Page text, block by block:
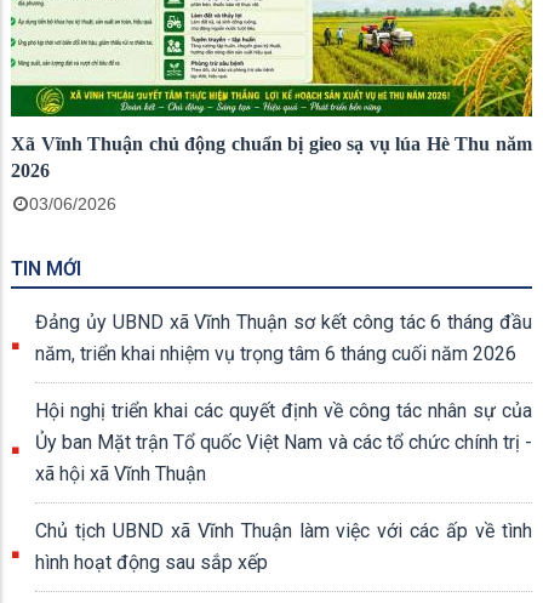
Xã Vĩnh Thuận chủ động chuẩn bị gieo sạ vụ lúa Hè Thu năm
2026
03/06/2026
TIN MỚI
Đảng ủy UBND xã Vĩnh Thuận sơ kết công tác 6 tháng đầu
năm, triển khai nhiệm vụ trọng tâm 6 tháng cuối năm 2026
Hội nghị triển khai các quyết định về công tác nhân sự của
Ủy ban Mặt trận Tổ quốc Việt Nam và các tổ chức chính trị -
xã hội xã Vĩnh Thuận
Chủ tịch UBND xã Vĩnh Thuận làm việc với các ấp về tình
hình hoạt động sau sắp xếp